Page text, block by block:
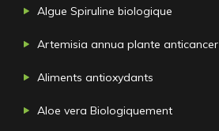
Algue Spiruline biologique
Artemisia annua plante anticancer
Aliments antioxydants
Aloe vera Biologiquement